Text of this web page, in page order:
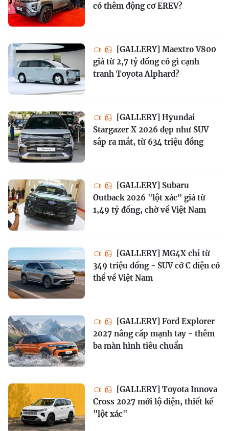
có thêm động cơ EREV?
[GALLERY] Maextro V800
giá từ 2,7 tỷ đồng có gì cạnh
tranh Toyota Alphard?
[GALLERY] Hyundai
Stargazer X 2026 đẹp như SUV
sắp ra mắt, từ 634 triệu đồng
[GALLERY] Subaru
Outback 2026 "lột xác" giá từ
1,49 tỷ đồng, chờ về Việt Nam
[GALLERY] MG4X chỉ từ
349 triệu đồng - SUV cỡ C điện có
thể về Việt Nam
[GALLERY] Ford Explorer
2027 nâng cấp mạnh tay - thêm
ba màn hình tiêu chuẩn
[GALLERY] Toyota Innova
Cross 2027 mới lộ diện, thiết kế
"lột xác"